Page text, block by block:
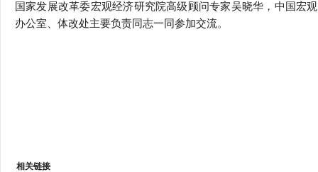
国家发展改革委宏观经济研究院高级顾问专家吴晓华，中国宏
办公室、体改处主要负责同志一同参加交流。
相关链接